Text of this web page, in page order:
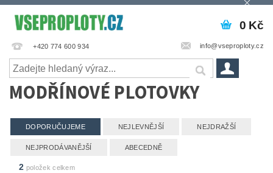
+420 774 600 934 info@vseproploty.cz
0 Kč
MODŘÍNOVÉ PLOTOVKY
DOPORUČUJEME NEJLEVNĚJŠÍ NEJDRAŽŠÍ
NEJPRODÁVANĚJŠÍ ABECEDNĚ
2 položek celkem